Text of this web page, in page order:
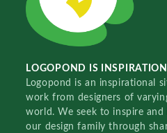
LOGOPOND IS INSPIRATION
Logopond is an inspirational
work from designers of
world. We seek to inspire
our design family through